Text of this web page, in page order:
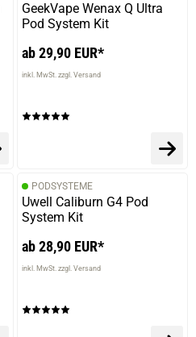
GeekVape Wenax Q Ultra
Pod System Kit
ab 29,90 EUR*
inkl. MwSt. zzgl. Versand
PODSYSTEME
Uwell Caliburn G4 Pod
System Kit
ab 28,90 EUR*
inkl. MwSt. zzgl. Versand